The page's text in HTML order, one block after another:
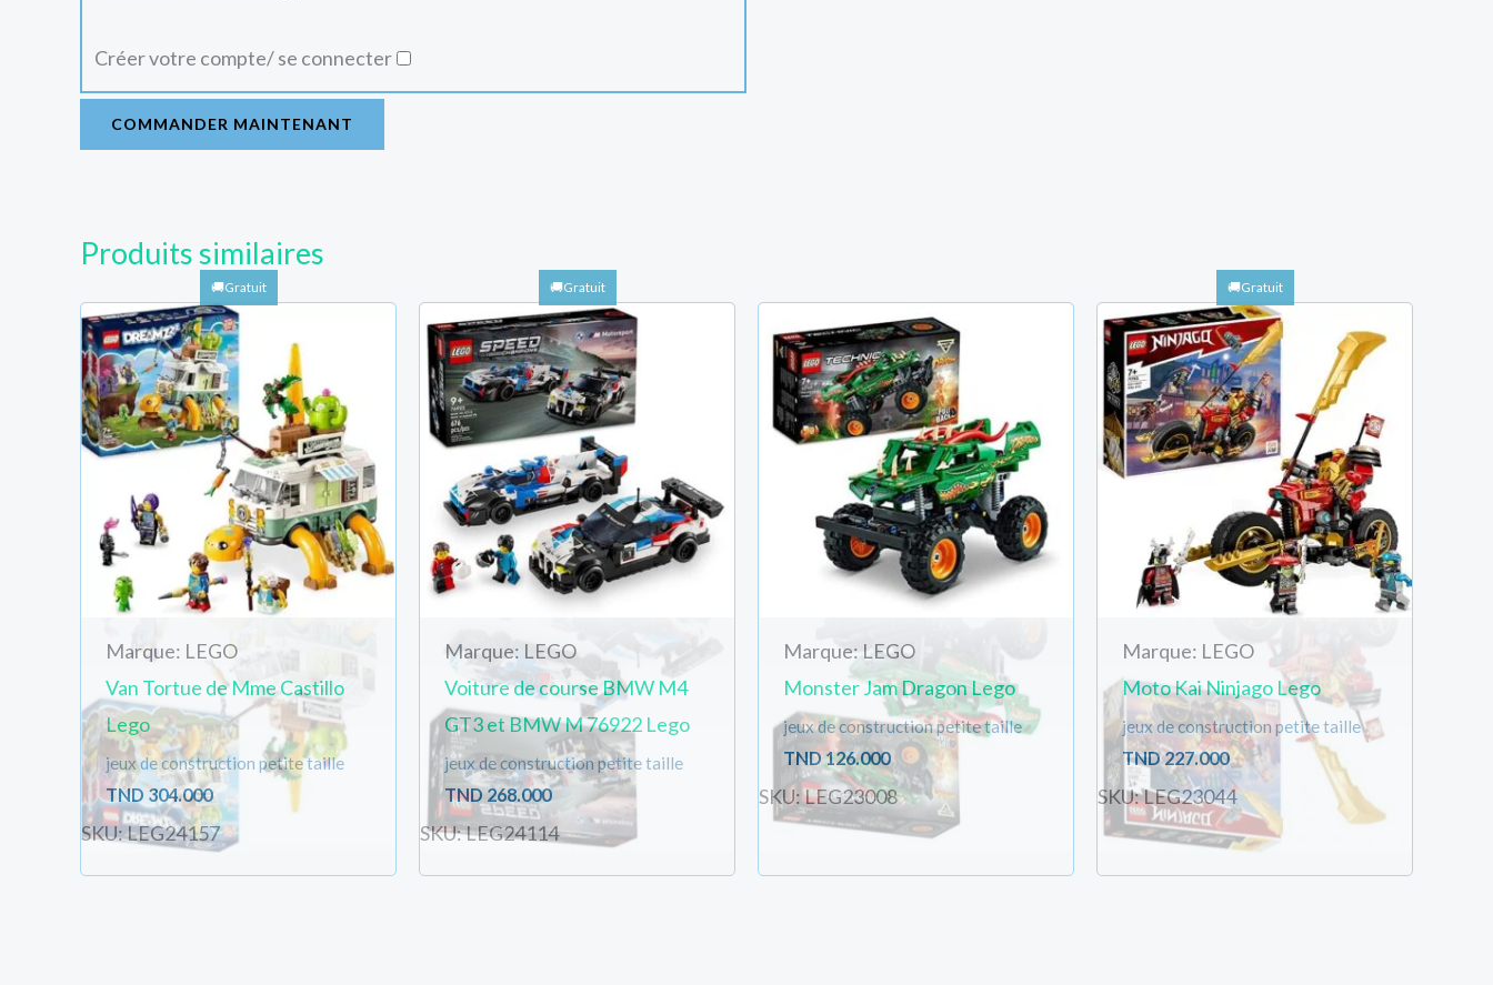
Créer votre compte/ se connecter
COMMANDER MAINTENANT
Produits similaires
Marque: LEGO
Van Tortue de Mme Castillo
Lego
jeux de construction petite taille
TND304.000
SKU: LEG24157
Marque: LEGO
Voiture de course BMW M4
GT3 et BMW M 76922 Lego
jeux de construction petite taille
TND268.000
SKU: LEG24114
Marque: LEGO
Monster Jam Dragon Lego
jeux de construction petite taille
TND126.000
SKU: LEG23008
Marque: LEGO
Moto Kai Ninjago Lego
jeux de construction petite taille
TND227.000
SKU: LEG23044